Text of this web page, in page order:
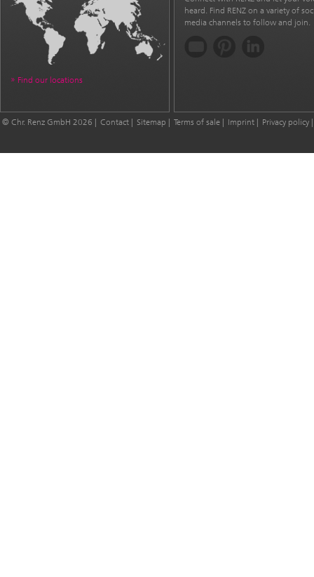
Find our locations
heard. Find RENZ on a variety of
media channels to follow and join.
© Chr. Renz GmbH 2026 Contact Sitemap Terms of sale Imprint Privacy policy